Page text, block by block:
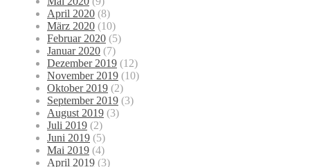
April 2020 (8)
März 2020 (10)
Februar 2020 (5)
Januar 2020 (7)
Dezember 2019 (12)
November 2019 (10)
Oktober 2019 (2)
September 2019 (3)
August 2019 (3)
Juli 2019 (2)
Juni 2019 (5)
Mai 2019 (4)
April 2019 (3)